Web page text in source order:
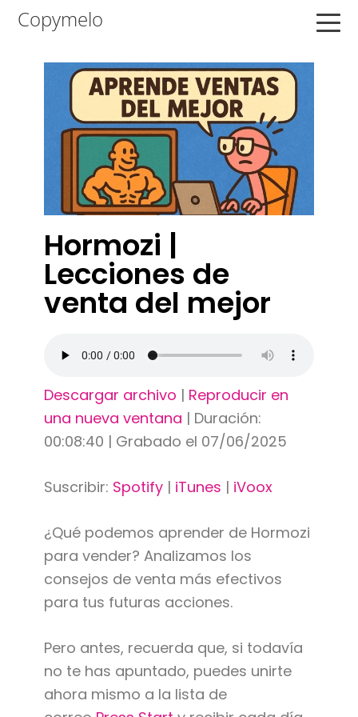
Saltar
navegación
Saltar
contenido
Saltar
Copymelo
Hormozi |
Lecciones de
venta del mejor
Descargar archivo | Reproducir en
una nueva ventana | Duración:
00:08:40 | Grabado el 07/06/2025
Suscribir: Spotify| iTunes | iVoox
¿Qué podemos aprender de Hormozi
para vender? Analizamos los
consejos de venta más efectivos
para tus futuras acciones.
Pero antes, recuerda que, si todavía
no te has apuntado, puedes unirte
ahora mismo a la lista de